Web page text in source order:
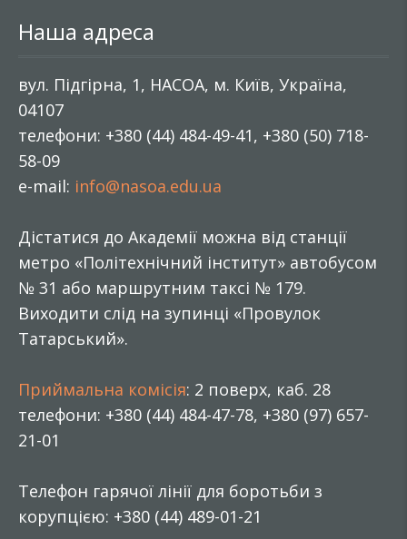
Наша адреса
вул. Підгірна, 1, НАСОА, м. Київ, Україна,
04107
телефони: +380 (44) 484-49-41, +380 (50) 718-
58-09
e-mail: info@nasoa.edu.ua
Дістатися до Академії можна від станції
метро «Політехнічний інститут» автобусом
№ 31 або маршрутним таксі № 179.
Виходити слід на зупинці «Провулок
Татарський».
Приймальна комісія: 2 поверх, каб. 28
телефони: +380 (44) 484-47-78, +380 (97) 657-
21-01
Телефон гарячої лінії для боротьби з
корупцією: +380 (44) 489-01-21